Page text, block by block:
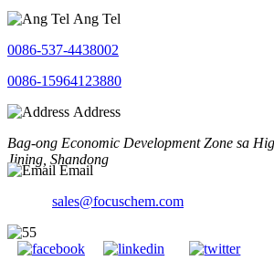
Ang Tel
0086-537-4438002
0086-15964123880
Address
Bag-ong Economic Development Zone sa
Jining, Shandong
Email
sales@focuschem.com